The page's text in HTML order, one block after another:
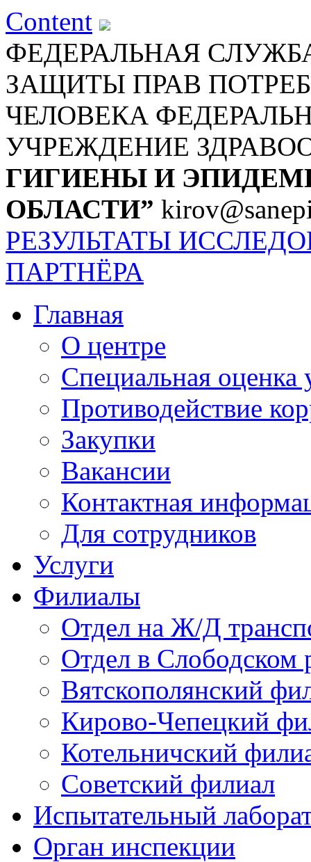
Content
ФЕДЕРАЛЬНАЯ
ЗАЩИТЫ ПРАВ
ЧЕЛОВЕКА
УЧРЕЖДЕНИЕ
ГИГИЕНЫ И
ОБЛАСТИ”
РЕЗУЛЬТАТЫ
ПАРТНЁРА
Главная
О центре
Специальная оценка
Противодействие
Закупки
Вакансии
Контактная
Для сотрудников
Услуги
Филиалы
Отдел на Ж/Д
Отдел в Слободском
Вятскополянский
Кирово-Чепецкий
Котельничский
Советский филиал
Испытательный
Орган инспекции